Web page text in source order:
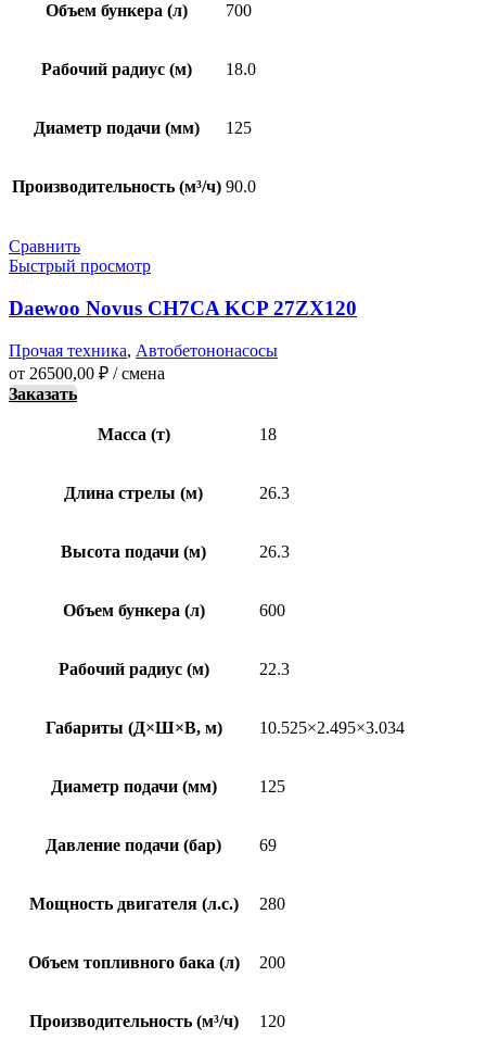
Объем бункера (л) 700
Рабочий радиус (м) 18.0
Диаметр подачи (мм) 125
Производительность (м³/ч) 90.0
Сравнить
Быстрый просмотр
Daewoo Novus CH7CA KCP 27ZX120
Прочая техника, Автобетононасосы
от 26500,00 ₽ / смена
Заказать
Масса (т) 18
Длина стрелы (м) 26.3
Высота подачи (м) 26.3
Объем бункера (л) 600
Рабочий радиус (м) 22.3
Габариты (Д×Ш×В, м) 10.525×2.495×3.034
Диаметр подачи (мм) 125
Давление подачи (бар) 69
Мощность двигателя (л.с.) 280
Объем топливного бака (л) 200
Производительность (м³/ч) 120